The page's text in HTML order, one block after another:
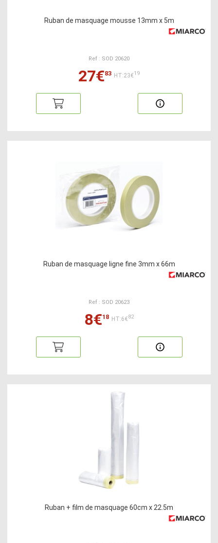
Ruban de masquage mousse 13mm x 5m
Ref : SOD 20620
27€83 HT:23€19
Ruban de masquage ligne fine 3mm x 66m
Ref : SOD 20623
8€18 HT:6€82
Ruban + film de masquage 60cm x 22.5m